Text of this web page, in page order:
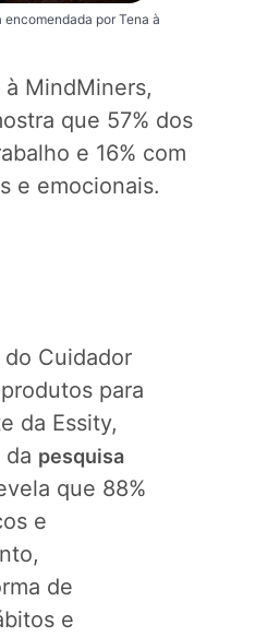
por Tena à
MindMiners,
que 57% dos
e 16% com
e emocionais.
Cuidador
para
da Essity,
da pesquisa
que 88%
e
de
e